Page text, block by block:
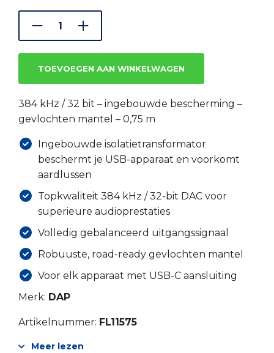
was:
€59.17.
is:
TOEVOEGEN AAN WINKELWAGEN
384 kHz / 32 bit – ingebouwde bescherming –
gevlochten mantel – 0,75 m
Ingebouwde isolatietransformator
beschermt je USB-apparaat en voorkomt
aardlussen
Topkwaliteit 384 kHz / 32-bit DAC voor
superieure audioprestaties
Volledig gebalanceerd uitgangssignaal
Robuuste, road-ready gevlochten mantel
Voor elk apparaat met USB-C aansluiting
Merk: DAP
Artikelnummer: FL11575
Meer lezen